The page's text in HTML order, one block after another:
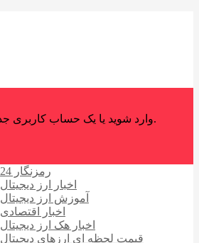
وارد شوید یا یک حساب کاربری جدید ایجاد کنید.
رمزنگار 24
اخبار ارز دیجیتال
آموزش ارز دیجیتال
اخبار اقتصادی
اخبار هک ارز دیجیتال
قیمت لحظه ای ارزهای دیجیتال